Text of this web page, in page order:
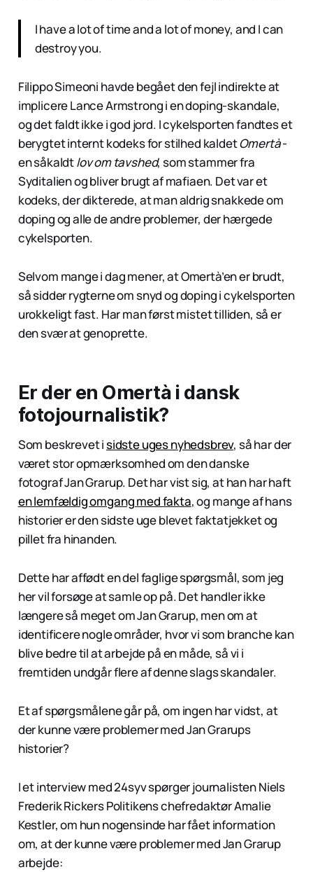
I have a lot of time and a lot of money, and I can
destroy you.
Filippo Simeoni havde begået den fejl indirekte at
implicere Lance Armstrong i en doping-skandale,
og det faldt ikke i god jord. I cykelsporten fandtes et
berygtet internt kodeks for stilhed kaldetOmertà-
en såkaldtlov om tavshed, som stammer fra
Syditalien og bliver brugt af mafiaen. Det var et
kodeks, der dikterede, at man aldrig snakkede om
doping og alle de andre problemer, der hærgede
cykelsporten.
Selvom mange i dag mener, at Omertà’en er brudt,
så sidder rygterne om snyd og doping i cykelsporten
urokkeligt fast. Har man først mistet tilliden, så er
den svær at genoprette.
Er der en Omertà i dansk
fotojournalistik?
Som beskrevet isidste uges nyhedsbrev, så har der
været stor opmærksomhed om den danske
fotograf Jan Grarup. Det har vist sig, at han har haft
en lemfældig omgang med fakta, og mange af hans
historier er den sidste uge blevet faktatjekket og
pillet fra hinanden.
Dette har affødt en del faglige spørgsmål, som jeg
her vil forsøge at samle op på. Det handler ikke
længere så meget om Jan Grarup, men om at
identificere nogle områder, hvor vi som branche kan
blive bedre til at arbejde på en måde, så vi i
fremtiden undgår flere af denne slags skandaler.
Et af spørgsmålene går på, om ingen har vidst, at
der kunne være problemer med Jan Grarups
historier?
I et interview med 24syv spørger journalisten Niels
Frederik Rickers Politikens chefredaktør Amalie
Kestler, om hun nogensinde har fået information
om, at der kunne være problemer med Jan Grarup
arbejde: